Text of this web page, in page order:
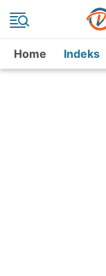
Home Indeks